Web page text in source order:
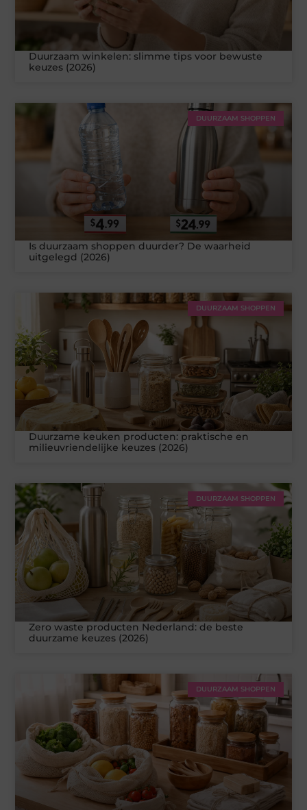
Duurzaam winkelen: slimme tips voor bewuste
keuzes (2026)
DUURZAAM SHOPPEN
Is duurzaam shoppen duurder? De waarheid
uitgelegd (2026)
DUURZAAM SHOPPEN
Duurzame keuken producten: praktische en
milieuvriendelijke keuzes (2026)
DUURZAAM SHOPPEN
Zero waste producten Nederland: de beste
duurzame keuzes (2026)
DUURZAAM SHOPPEN